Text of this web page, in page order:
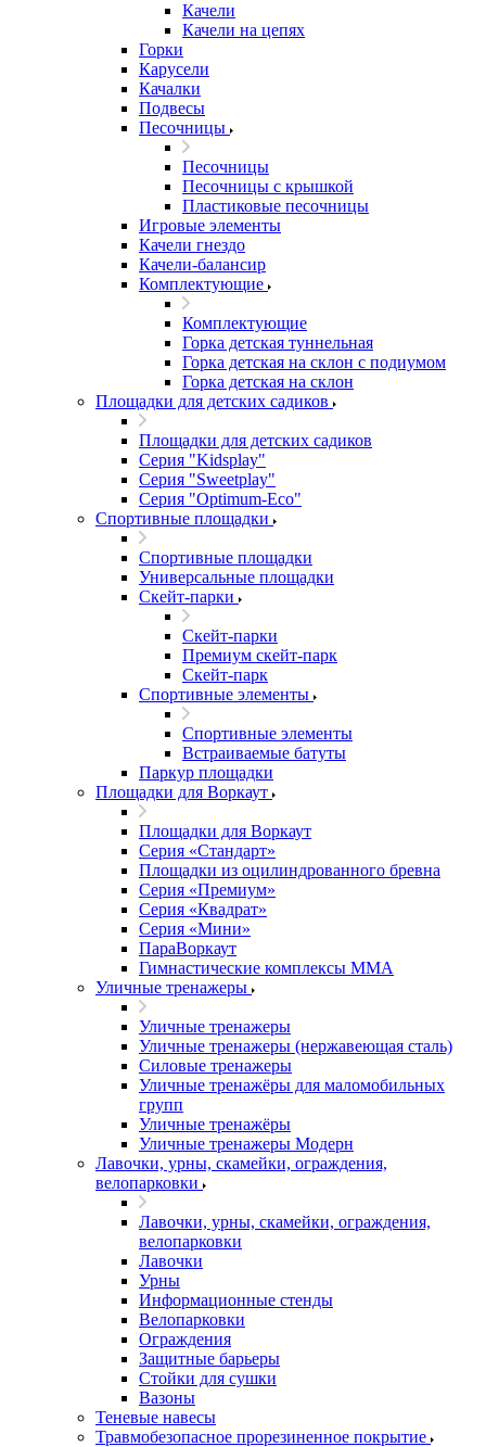
Качели
Качели на цепях
Горки
Карусели
Качалки
Подвесы
Песочницы
Песочницы
Песочницы с крышкой
Пластиковые песочницы
Игровые элементы
Качели гнездо
Качели-балансир
Комплектующие
Комплектующие
Горка детская туннельная
Горка детская на склон с подиумом
Горка детская на склон
Площадки для детских садиков
Площадки для детских садиков
Серия "Kidsplay"
Серия "Sweetplay"
Серия "Оptimum-Еco"
Спортивные площадки
Спортивные площадки
Универсальные площадки
Скейт-парки
Скейт-парки
Премиум скейт-парк
Скейт-парк
Спортивные элементы
Спортивные элементы
Встраиваемые батуты
Паркур площадки
Площадки для Воркаут
Площадки для Воркаут
Серия «Стандарт»
Площадки из оцилиндрованного бревна
Серия «Премиум»
Серия «Квадрат»
Серия «Мини»
ПараВоркаут
Гимнастические комплексы ММА
Уличные тренажеры
Уличные тренажеры
Уличные тренажеры (нержавеющая сталь)
Силовые тренажеры
Уличные тренажёры для маломобильных
групп
Уличные тренажёры
Уличные тренажеры Модерн
Лавочки, урны, скамейки, ограждения,
велопарковки
Лавочки, урны, скамейки, ограждения,
велопарковки
Лавочки
Урны
Информационные стенды
Велопарковки
Ограждения
Защитные барьеры
Стойки для сушки
Вазоны
Теневые навесы
Травмобезопасное прорезиненное покрытие